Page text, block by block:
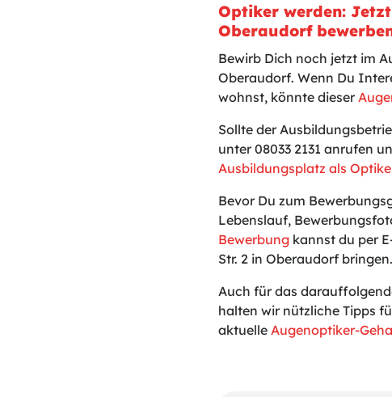
Optiker werden:
Oberaudorf
Bewirb Dich noch jetzt im
Oberaudorf. Wenn Du
wohnst, könnte dieser
Sollte der
unter 08033 2131 anrufen
Ausbildungsplatz als
Bevor Du zum
Lebenslauf,
Bewerbung kannst du per
Str. 2 in Oberaudorf bringen.
Auch für das
halten wir nützliche Tipps
aktuelleAugenoptiker-